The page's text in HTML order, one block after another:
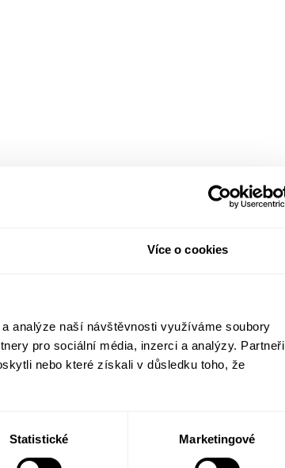
Více o cookies
analýze naší návštěvnosti využíváme soubory
pro sociální média, inzerci a analýzy. Partneři
nebo které získali v důsledku toho, že
Statistické Marketingové